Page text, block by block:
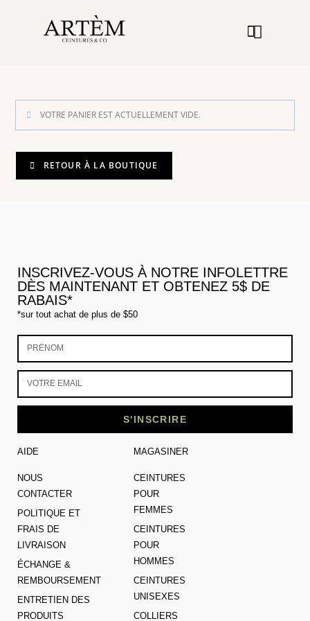
VOTRE PANIER EST ACTUELLEMENT VIDE.
RETOUR À LA BOUTIQUE
INSCRIVEZ-VOUS À NOTRE INFOLETTRE
DÈS MAINTENANT ET OBTENEZ 5$ DE
RABAIS*
*sur tout achat de plus de $50
S'INSCRIRE
AIDE
NOUS
CONTACTER
POLITIQUE ET
FRAIS DE
LIVRAISON
ÉCHANGE &
REMBOURSEMENT
ENTRETIEN DES
PRODUITS
MAGASINER
CEINTURES
POUR
FEMMES
CEINTURES
POUR
HOMMES
CEINTURES
UNISEXES
COLLIERS